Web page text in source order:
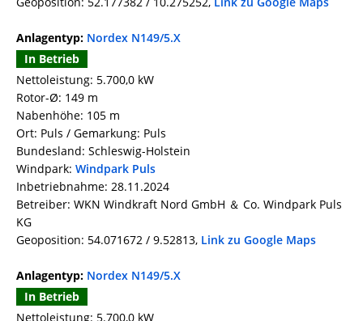
Anlagentyp: Nordex N149/5.X
In Betrieb
Nettoleistung: 5.700,0 kW
Rotor-Ø: 149 m
Nabenhöhe: 105 m
Ort: Puls / Gemarkung: Puls
Bundesland: Schleswig-Holstein
Windpark: Windpark Puls
Inbetriebnahme: 28.11.2024
Betreiber: WKN Windkraft Nord GmbH ＆ Co. Windpark Puls
KG
Geoposition: 54.071672 / 9.52813, Link zu Google Maps
Anlagentyp: Nordex N149/5.X
In Betrieb
Nettoleistung: 5.700,0 kW